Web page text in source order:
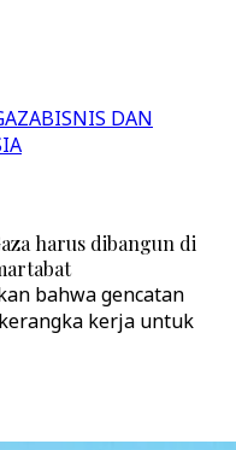
BISNIS DAN
harus dibangun di
bahwa gencatan
kerja untuk